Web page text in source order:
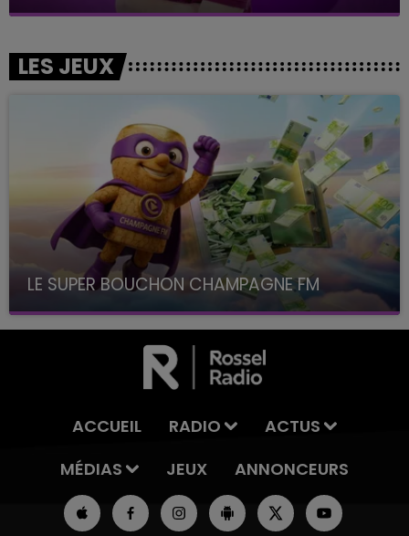
LES JEUX
LE SUPER BOUCHON CHAMPAGNE FM
avec La Famille Champagne FM, à 8H10
ACCUEIL RADIO
ACTUS
MÉDIAS
JEUX ANNONCEURS